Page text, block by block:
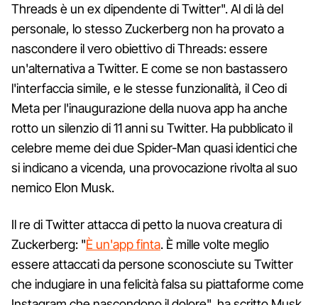
Threads è un ex dipendente di Twitter". Al di là del
personale, lo stesso Zuckerberg non ha provato a
nascondere il vero obiettivo di Threads: essere
un'alternativa a Twitter. E come se non bastassero
l'interfaccia simile, e le stesse funzionalità, il Ceo di
Meta per l'inaugurazione della nuova app ha anche
rotto un silenzio di 11 anni su Twitter. Ha pubblicato il
celebre meme dei due Spider-Man quasi identici che
si indicano a vicenda, una provocazione rivolta al suo
nemico Elon Musk.
Il re di Twitter attacca di petto la nuova creatura di
Zuckerberg: "È un'app finta. È mille volte meglio
essere attaccati da persone sconosciute su Twitter
che indugiare in una felicità falsa su piattaforme come